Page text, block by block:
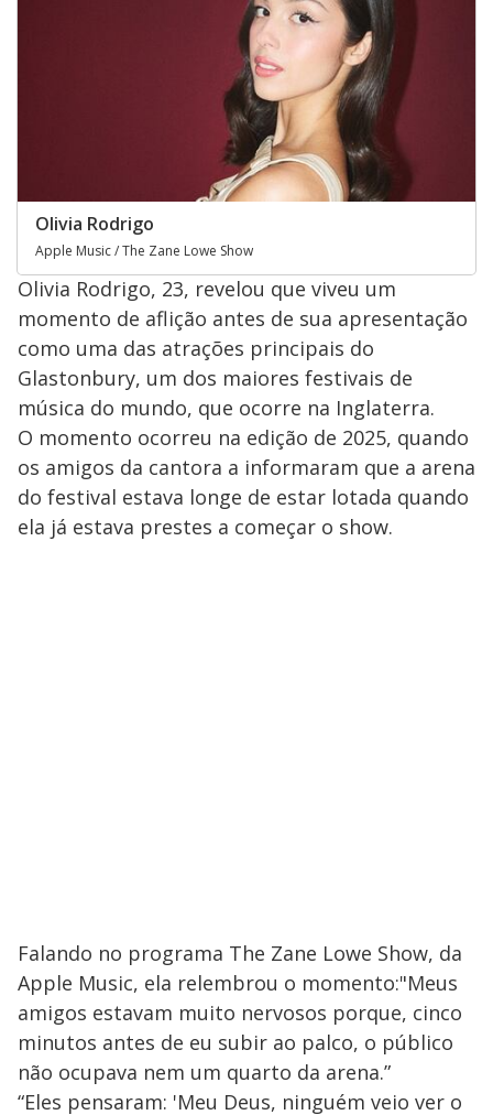
Olivia Rodrigo
Apple Music / The Zane Lowe Show
Olivia Rodrigo, 23, revelou que viveu um
momento de aflição antes de sua apresentação
como uma das atrações principais do
Glastonbury, um dos maiores festivais de
música do mundo, que ocorre na Inglaterra.
O momento ocorreu na edição de 2025, quando
os amigos da cantora a informaram que a arena
do festival estava longe de estar lotada quando
ela já estava prestes a começar o show.
Falando no programa The Zane Lowe Show, da
Apple Music, ela relembrou o momento:"Meus
amigos estavam muito nervosos porque, cinco
minutos antes de eu subir ao palco, o público
não ocupava nem um quarto da arena.”
“Eles pensaram: 'Meu Deus, ninguém veio ver o